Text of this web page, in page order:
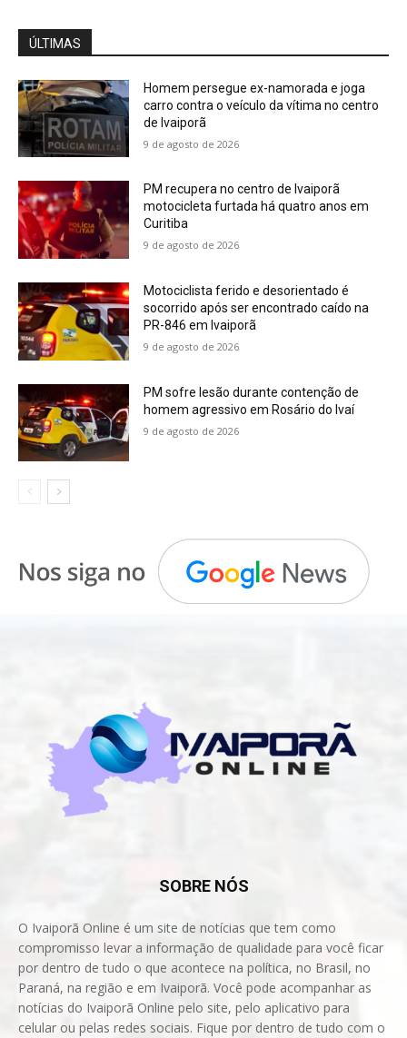
ÚLTIMAS
Homem persegue ex-namorada e joga
carro contra o veículo da vítima no centro
de Ivaiporã
9 de agosto de 2026
PM recupera no centro de Ivaiporã
motocicleta furtada há quatro anos em
Curitiba
9 de agosto de 2026
Motociclista ferido e desorientado é
socorrido após ser encontrado caído na
PR-846 em Ivaiporã
9 de agosto de 2026
PM sofre lesão durante contenção de
homem agressivo em Rosário do Ivaí
9 de agosto de 2026
SOBRE NÓS
O Ivaiporã Online é um site de notícias que tem como
compromisso levar a informação de qualidade para você ficar
por dentro de tudo o que acontece na política, no Brasil, no
Paraná, na região e em Ivaiporã. Você pode acompanhar as
notícias do Ivaiporã Online pelo site, pelo aplicativo para
celular ou pelas redes sociais. Fique por dentro de tudo com o